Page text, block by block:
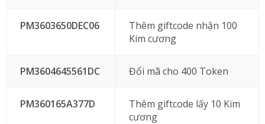
PM3603650DEC06
Thêm giftcode nhận 100
Kim cương
PM3604645561DC Đổi mã cho 400 Token
PM360165A377D
Thêm giftcode lấy 10 Kim
cương